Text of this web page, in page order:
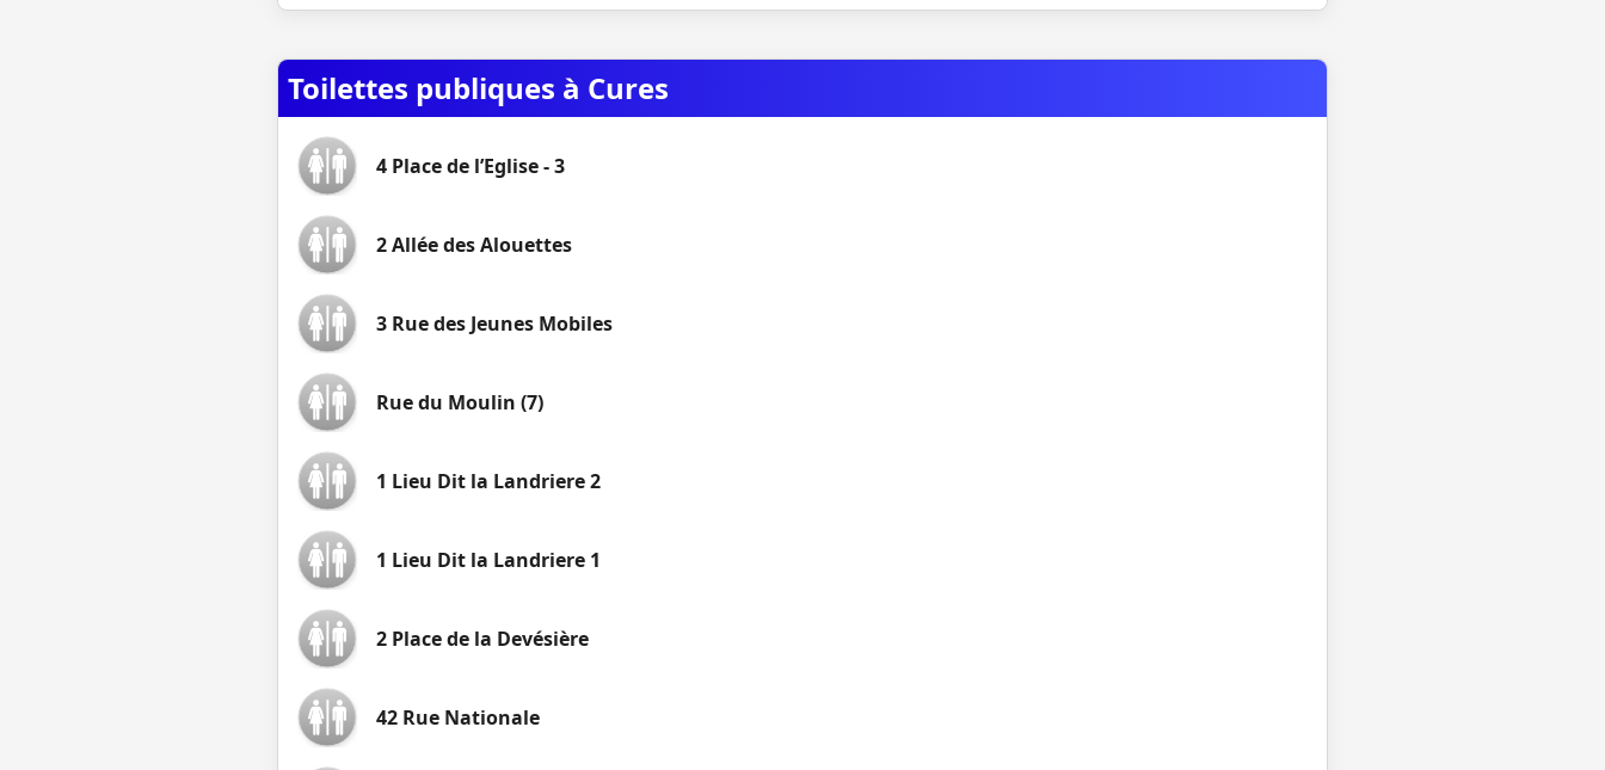
Toilettes publiques à Cures
4 Place de l’Eglise - 3
2 Allée des Alouettes
3 Rue des Jeunes Mobiles
Rue du Moulin (7)
1 Lieu Dit la Landriere 2
1 Lieu Dit la Landriere 1
2 Place de la Devésière
42 Rue Nationale